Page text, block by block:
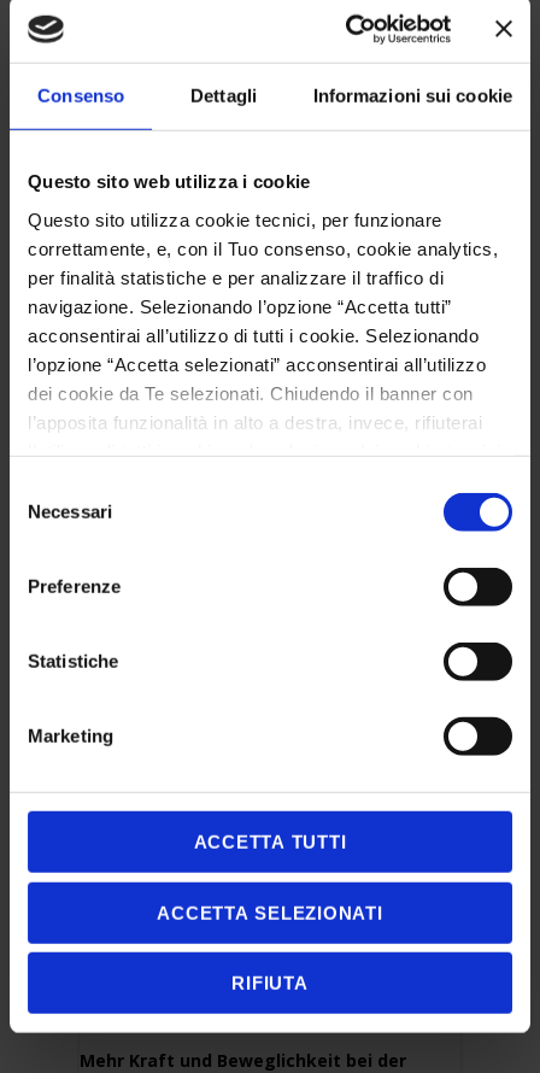
Consenso Dettagli Informazioni sui cookie
Questo sito web utilizza i cookie
Questo sito utilizza cookie tecnici, per funzionare
correttamente, e, con il Tuo consenso, cookie analytics,
per finalità statistiche e per analizzare il traffico di
navigazione. Selezionando l’opzione “Accetta tutti”
acconsentirai all’utilizzo di tutti i cookie. Selezionando
l’opzione “Accetta selezionati” acconsentirai all’utilizzo
dei cookie da Te selezionati. Chiudendo il banner con
l’apposita funzionalità in alto a destra, invece, rifiuterai
modificare le Tue scelte, consulta la nostra
Cookie
delNecessari
Preferenze
Statistiche
Marketing
ACCETTA TUTTI
ACCETTA SELEZIONATI
RIFIUTA
Die Planung und Entwicklung neuer Lösungen
wurden darüber hinaus durch das Potenzial der
Berechnungsinstrumente und
Computerzeichnungen …
LESEN SIE WEITER
Tabarelli Spa
sechs Metern Höhe anzuheben
IDROMEC SPA
Mehr Kraft und Beweglichkeit bei der